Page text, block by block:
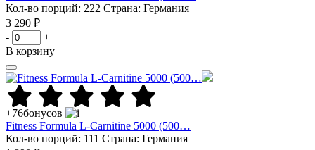
Кол-во порций: 222 Страна: Германия
3 290 ₽
-
+
В корзину
+76бонусов
Fitness Formula L-Carnitine 5000 (500…
Кол-во порций: 111 Страна: Германия